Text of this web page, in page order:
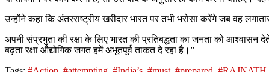
उन्होंने कहा कि अंतरराष्ट्रीय खरीदार भारत पर तभी भरोसा करेंगे जब वह
अपनी संप्रभुता की रक्षा के लिए भारत की प्रतिबद्धता का जनता को आश्वासन
बढ़ता रक्षा औद्योगिक जगत हमें अभूतपूर्व ताकत दे रहा है।”